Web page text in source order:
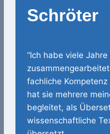
Schröter
“Ich habe viele
fachliche
hat sie mehrere
begleitet, als
wissenschaftliche